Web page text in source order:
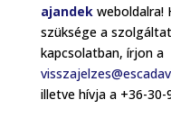
ajandekweboldalra!
szüksége a
kapcsolatban, írjon a
illetve hívja a +36-